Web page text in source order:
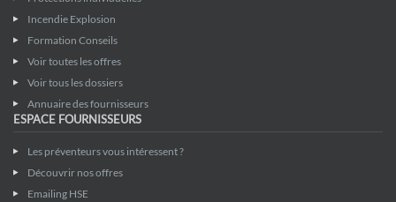
Incendie Explosion
Formation Conseils
Voir toutes les offres
Voir tous les dossiers
Annuaire des fournisseurs
ESPACE FOURNISSEURS
Les préventeurs vous intéressent ?
Découvrir nos offres
Emailing HSE